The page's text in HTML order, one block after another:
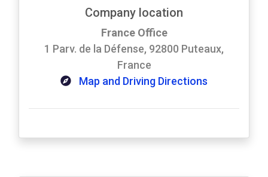
Company location
France Office
1 Parv. de la Défense, 92800 Puteaux,
France
Map and Driving Directions